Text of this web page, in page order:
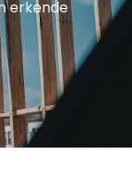
erkende